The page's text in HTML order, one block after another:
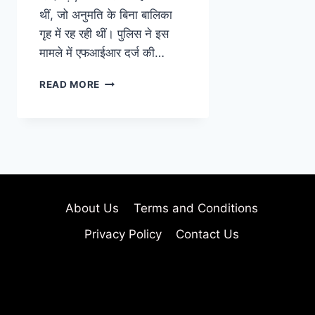
थीं, जो अनुमति के बिना बालिका
गृह में रह रही थीं। पुलिस ने इस
मामले में एफआईआर दर्ज की…
READ MORE
About Us
Terms and Conditions
Privacy Policy
Contact Us